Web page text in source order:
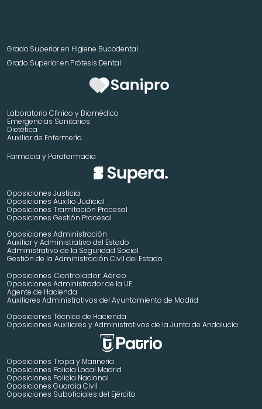
Grado Superior en Higiene Bucodental
Grado Superior en Prótesis Dental
Laboratorio Clínico y Biomédico
Emergencias Sanitarias
Dietética
Auxiliar de Enfermería
Farmacia y Parafarmacia
Oposiciones Justicia
Oposiciones Auxilio Judicial
Oposiciones Tramitación Procesal
Oposiciones Gestión Procesal
Oposiciones Administración
Auxiliar y Administrativo del Estado
Administrativo de la Seguridad Social
Gestión de la Administración Civil del Estado
Oposiciones Controlador Aéreo
Oposiciones Administrador de la UE
Agente de Hacienda
Auxiliares Administrativos del Ayuntamiento de Madrid
Oposiciones Técnico de Hacienda
Oposiciones Auxiliares y Administrativos de la Junta de Andalucía
Oposiciones Tropa y Marinería
Oposiciones Policía Local Madrid
Oposiciones Policía Nacional
Oposiciones Guardia Civil
Oposiciones Suboficiales del Ejército